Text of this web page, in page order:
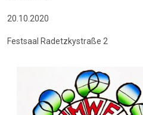
20.10.2020
Festsaal Radetzkystraße 2